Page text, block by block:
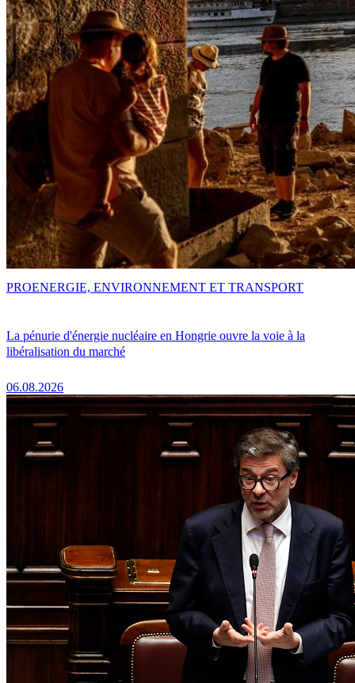
La pénurie d'énergie nucléaire en Hongrie ouvre la voie à la
libéralisation du marché
06.08.2026
PROENERGIE, ENVIRONNEMENT ET TRANSPORT